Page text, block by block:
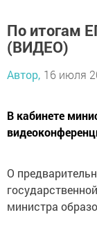
По итогам
(ВИДЕО)
Автор, 16 июля
В кабинете
О
министра